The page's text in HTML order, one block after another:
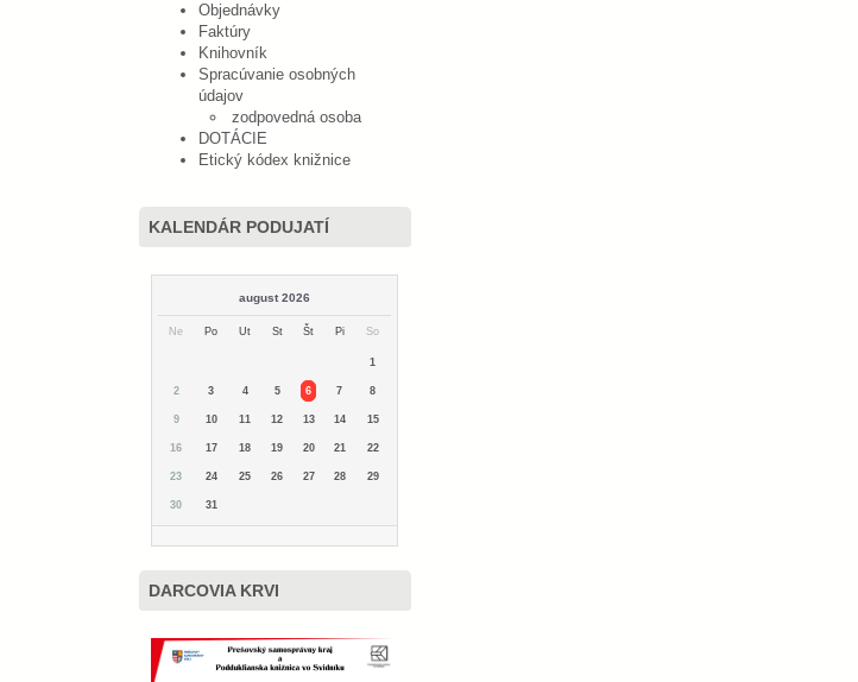
Objednávky
Faktúry
Knihovník
Spracúvanie osobných
údajov
zodpovedná osoba
DOTÁCIE
Etický kódex knižnice
KALENDÁR PODUJATÍ
august 2026
Ne Po Ut St Št Pi So
1
2 3 4 5 6 7 8
9 10 11 12 13 14 15
16 17 18 19 20 21 22
23 24 25 26 27 28 29
30 31
DARCOVIA KRVI